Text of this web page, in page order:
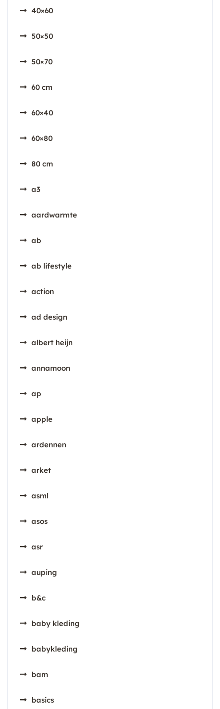
40×60
50×50
50×70
60 cm
60×40
60×80
80 cm
a3
aardwarmte
ab
ab lifestyle
action
ad design
albert heijn
annamoon
ap
apple
ardennen
arket
asml
asos
asr
auping
b&c
baby kleding
babykleding
bam
basics